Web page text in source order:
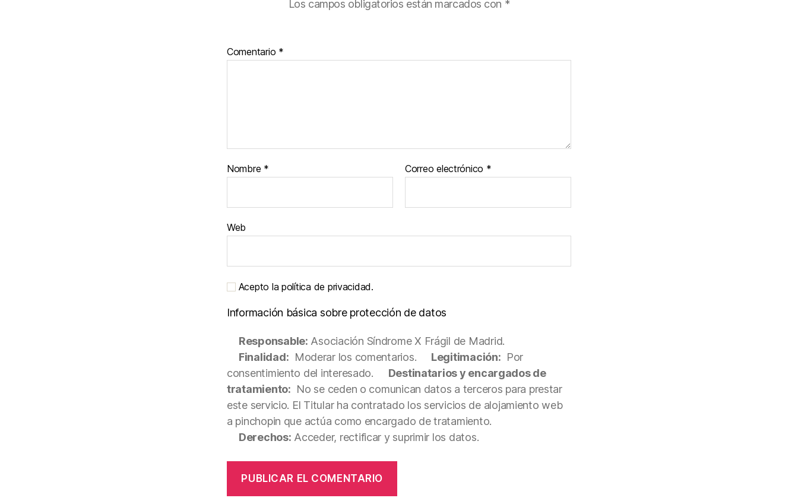
Los campos obligatorios están marcados con *
Comentario *
Nombre * Correo electrónico *
Web
Acepto la política de privacidad.
Información básica sobre protección de datos
Responsable: Asociación Síndrome X Frágil de Madrid.
Finalidad: Moderar los comentarios. Legitimación: Por
consentimiento del interesado.
Destinatarios y encargados de
tratamiento: No se ceden o comunican datos a terceros para prestar
este servicio. El Titular ha contratado los servicios de alojamiento web
a pinchopin que actúa como encargado de tratamiento.
Derechos: Acceder, rectificar y suprimir los datos.